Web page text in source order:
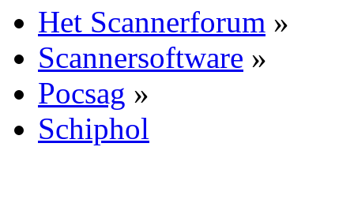
Het Scannerforum »
Scannersoftware »
Pocsag »
Schiphol